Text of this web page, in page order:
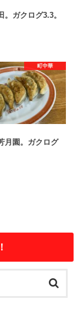
。ガクログ3.3。
町中華
月園。ガクログ